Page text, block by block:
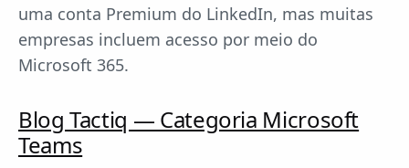
uma conta Premium do LinkedIn, mas muitas
empresas incluem acesso por meio do
Microsoft 365.
Blog Tactiq — Categoria Microsoft
Teams